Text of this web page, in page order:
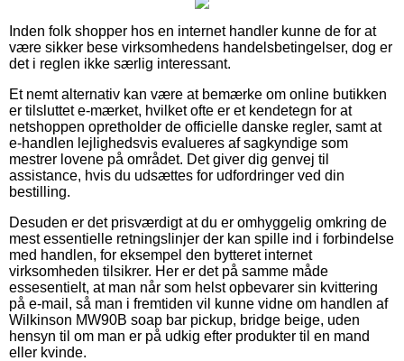
Inden folk shopper hos en internet handler kunne de for at
være sikker bese virksomhedens handelsbetingelser, dog er
det i reglen ikke særlig interessant.
Et nemt alternativ kan være at bemærke om online butikken
er tilsluttet e-mærket, hvilket ofte er et kendetegn for at
netshoppen opretholder de officielle danske regler, samt at
e-handlen lejlighedsvis evalueres af sagkyndige som
mestrer lovene på området. Det giver dig genvej til
assistance, hvis du udsættes for udfordringer ved din
bestilling.
Desuden er det prisværdigt at du er omhyggelig omkring de
mest essentielle retningslinjer der kan spille ind i forbindelse
med handlen, for eksempel den bytteret internet
virksomheden tilsikrer. Her er det på samme måde
essesentielt, at man når som helst opbevarer sin kvittering
på e-mail, så man i fremtiden vil kunne vidne om handlen af
Wilkinson MW90B soap bar pickup, bridge beige, uden
hensyn til om man er på udkig efter produkter til en mand
eller kvinde.